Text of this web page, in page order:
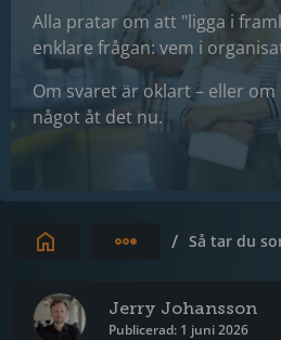
Alla pratar om att "ligga i
enklare frågan: vem i
Om svaret är oklart – eller
något åt det nu.
Expandera
/ Så tar du
Jerry Johansson
Publicerad: 1 juni 2026